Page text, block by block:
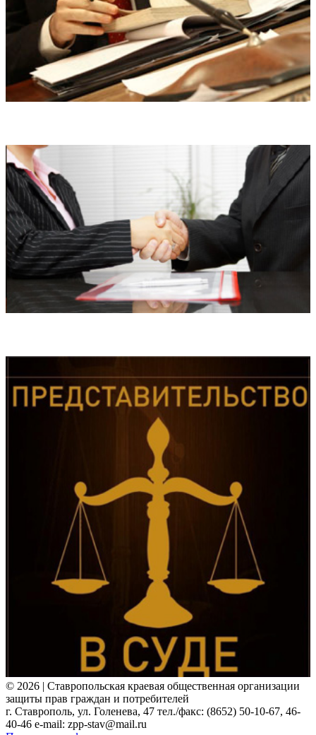
© 2026 | Ставропольская краевая общественная организации
защиты прав граждан и потребителей
г. Ставрополь, ул. Голенева, 47 тел./факс: (8652) 50-10-67, 46-
40-46 e-mail: zpp-stav@mail.ru